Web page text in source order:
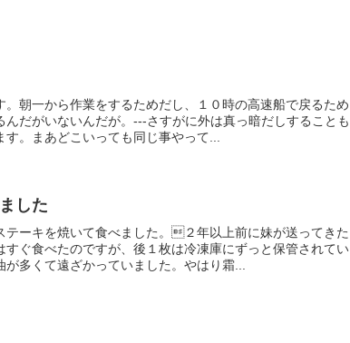
朝一から作業をするためだし、１０時の高速船で戻るため
だがいないんだが。---さすがに外は真っ暗だしすることも
。まあどこいっても同じ事やって...
した
テーキを焼いて食べました。２年以上前に妹が送ってきた
すぐ食べたのですが、後１枚は冷凍庫にずっと保管されてい
多くて遠ざかっていました。やはり霜...